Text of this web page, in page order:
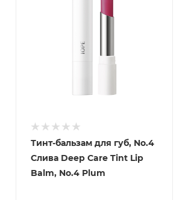
Тинт-бальзам для губ, No.4
Слива Deep Care Tint Lip
Balm, No.4 Plum